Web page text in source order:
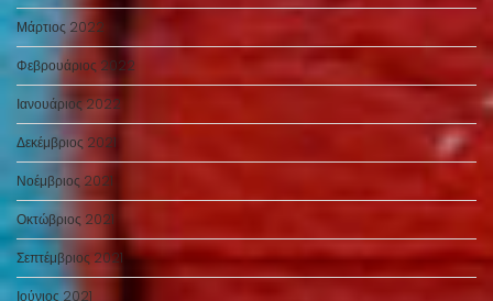
Μάρτιος 2022
Φεβρουάριος 2022
Ιανουάριος 2022
Δεκέμβριος 2021
Νοέμβριος 2021
Οκτώβριος 2021
Σεπτέμβριος 2021
Ιούνιος 2021